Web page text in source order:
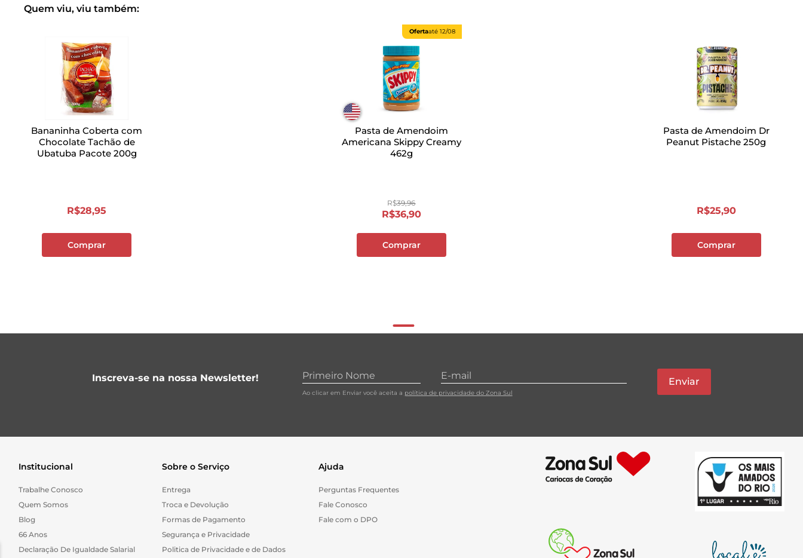
Quem viu, viu também:
Bananinha Coberta com
Chocolate Tachão de
Ubatuba Pacote 200g
R$28,95
Comprar
Ofertaaté 12/08
Pasta de Amendoim
Americana Skippy Creamy
462g
R$39,96
R$36,90
Comprar
Pasta de Amendoim Dr
Peanut Pistache 250g
R$25,90
Comprar
Inscreva-se na nossa Newsletter!
Ao clicar em Enviar você aceita a política de privacidade do Zona Sul
Enviar
Institucional
Trabalhe Conosco
Quem Somos
Blog
66 Anos
Declaração De Igualdade Salarial
Sobre o Serviço
Entrega
Troca e Devolução
Formas de Pagamento
Segurança e Privacidade
Politica de Privacidade e de Dados
Ajuda
Perguntas Frequentes
Fale Conosco
Fale com o DPO